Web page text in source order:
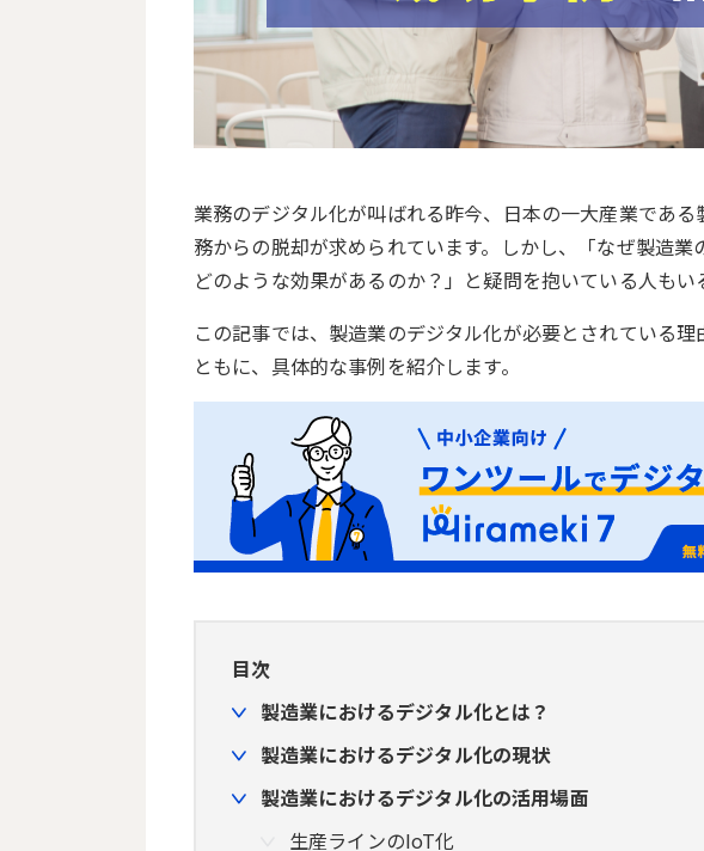
業務のデジタル化が叫ばれる昨今、日本の一大産業であ
務からの脱却が求められています。しかし、「なぜ製造業
どのような効果があるのか？」と疑問を抱いている人もい
この記事では、製造業のデジタル化が必要とされている
ともに、具体的な事例を紹介します。
目次
製造業におけるデジタル化とは？
製造業におけるデジタル化の現状
製造業におけるデジタル化の活用場面
生産ラインのIoT化